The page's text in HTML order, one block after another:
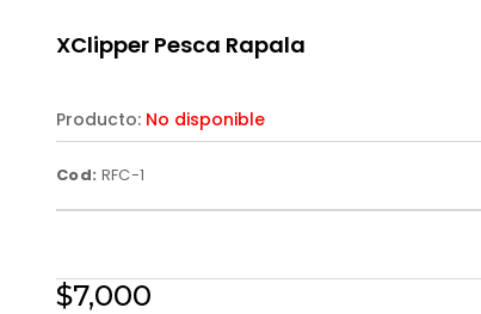
XClipper Pesca Rapala
Producto: No disponible
Cod: RFC-1
$7,000